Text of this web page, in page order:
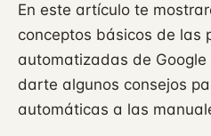
En este artículo te
conceptos básicos de las
automatizadas de
darte algunos consejos
automáticas a las